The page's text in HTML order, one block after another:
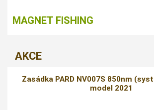
MAGNET FISHING
AKCE
Zasádka PARD NV007S 850nm
model 2021